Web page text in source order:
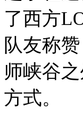
了西方
队友称
师峡谷
方式。